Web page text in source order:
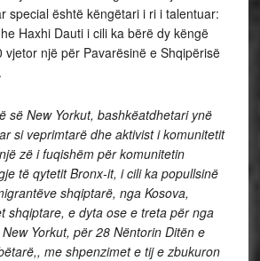
special është këngëtari i ri i talentuar:
Haxhi Dauti i cili ka bërë dy këngë
vjetor një për Pavarësinë e Shqipërisë
së New Yorkut, bashkëatdhetari ynë
si veprimtarë dhe aktivist i komunitetit
zë i fuqishëm për komunitetin
të qytetit Bronx-it, i cili ka popullsinë
shqiptarë, nga Kosova,
shqiptare, e dyta ose e treta për nga
Yorkut, për 28 Nëntorin Ditën e
me shpenzimet e tij e zbukuron